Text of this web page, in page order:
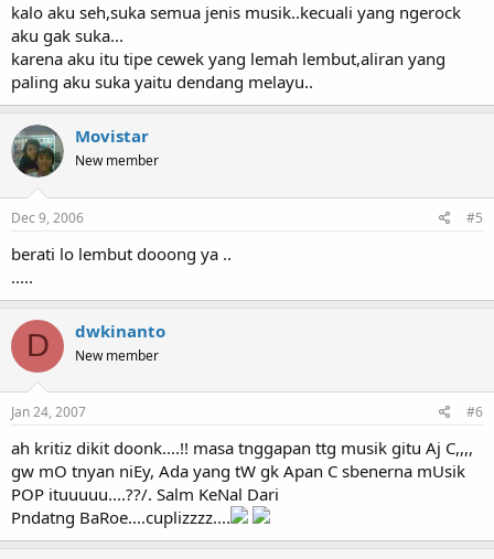
kalo aku seh,suka semua jenis musik..kecuali yang ngerock
aku gak suka...
karena aku itu tipe cewek yang lemah lembut,aliran yang
paling aku suka yaitu dendang melayu..
Movistar
New member
Dec 9, 2006 #5
berati lo lembut dooong ya ..
.....
D dwkinanto
New member
Jan 24, 2007 #6
ah kritiz dikit doonk....!! masa tnggapan ttg musik gitu Aj C,,,,
gw mO tnyan niEy, Ada yang tW gk Apan C sbenerna mUsik
POP ituuuuu....??/. Salm KeNal Dari
Pndatng BaRoe....cuplizzzz....